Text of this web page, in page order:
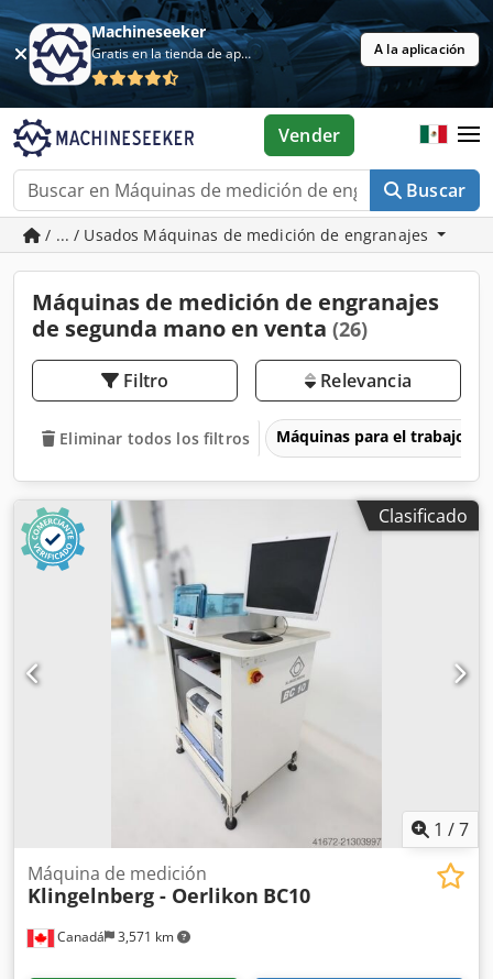
Machineseeker
Gratis en la tienda de aplicaciones A la aplicación
Buscar
Vender
/ ... / Usados Máquinas de medición de engranajes
Máquinas de medición de engranajes
de segunda mano en venta (26)
Filtro Relevancia
Eliminar todos los filtros Máquinas para el trabajo
Clasificado
1 /7
Canadá 3,571 km
Máquina de medición
Klingelnberg - Oerlikon BC10